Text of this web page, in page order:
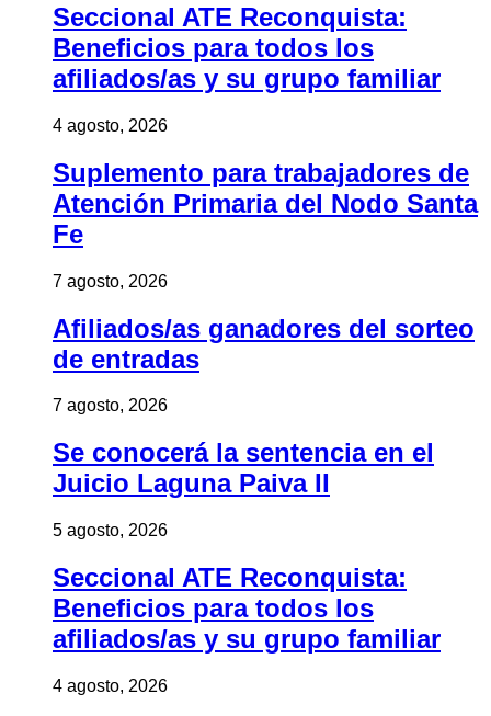
Seccional ATE Reconquista:
Beneficios para todos los
afiliados/as y su grupo familiar
4 agosto, 2026
Suplemento para trabajadores de
Atención Primaria del Nodo Santa
Fe
7 agosto, 2026
Afiliados/as ganadores del sorteo
de entradas
7 agosto, 2026
Se conocerá la sentencia en el
Juicio Laguna Paiva II
5 agosto, 2026
Seccional ATE Reconquista:
Beneficios para todos los
afiliados/as y su grupo familiar
4 agosto, 2026